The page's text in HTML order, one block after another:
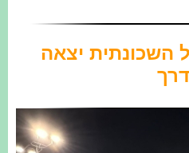
השכונתית יצאה